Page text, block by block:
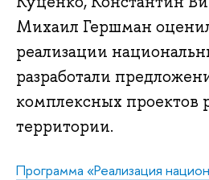
Михаил Гершман
реализации
разработали
комплексных проектов
территории.
Программа «Реализация